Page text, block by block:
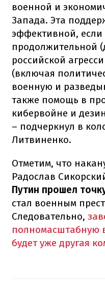
военной и
Запада. Эта
эффективной, если
продолжительной
российской
(включая
военную и
также помощь в
кибервойне и
– подчеркнул в
Литвиненко.
Отметим, что
Радослав
Путин прошел
стал военным
Следовательно,
полномасштабную
будет уже другая